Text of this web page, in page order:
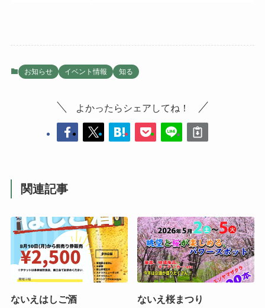
お知らせ イベント情報 知る
よかったらシェアしてね！
関連記事
ないえはしご酒 ないえ桜まつり